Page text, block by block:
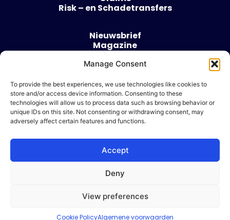
Manage Consent
To provide the best experiences, we use technologies like cookies to
store and/or access device information. Consenting to these
technologies will allow us to process data such as browsing behavior or
unique IDs on this site. Not consenting or withdrawing consent, may
adversely affect certain features and functions.
Accept
Deny
View preferences
Cookie PolicyAlgemene voorwaarden
Risk – en Schadetransfers
Nieuwsbrief
Magazine
Over
Algemene voorwaarden
Cookie beleid
Ik wil adverteren
© 2026 Risk & Business
| Design & Development door